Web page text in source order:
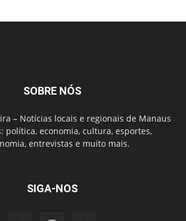
SOBRE NÓS
– Notícias locais e regionais de Manaus
política, economia, cultura, esportes,
entrevistas e muito mais.
SIGA-NOS